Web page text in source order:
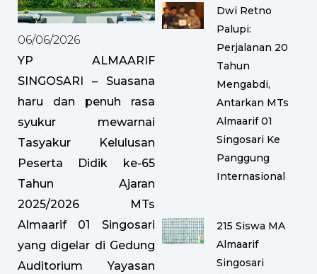
06/06/2026
YP ALMAARIF
SINGOSARI – Suasana
haru dan penuh rasa
syukur mewarnai
Tasyakur Kelulusan
Peserta Didik ke-65
Tahun Ajaran
2025/2026 MTs
Almaarif 01 Singosari
yang digelar di Gedung
Auditorium Yayasan
Dwi Retno
Palupi:
Perjalanan 20
Tahun
Mengabdi,
Antarkan MTs
Almaarif 01
Singosari Ke
Panggung
Internasional
215 Siswa MA
Almaarif
Singosari